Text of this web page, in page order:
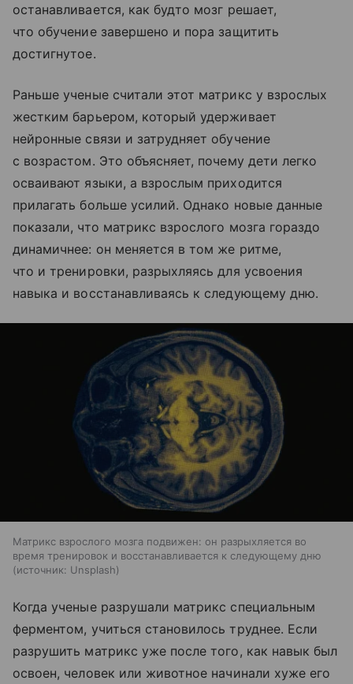
останавливается, как будто мозг решает,
что обучение завершено и пора защитить
достигнутое.
Раньше ученые считали этот матрикс у взрослых
жестким барьером, который удерживает
нейронные связи и затрудняет обучение
с возрастом. Это объясняет, почему дети легко
осваивают языки, а взрослым приходится
прилагать больше усилий. Однако новые данные
показали, что матрикс взрослого мозга гораздо
динамичнее: он меняется в том же ритме,
что и тренировки, разрыхляясь для усвоения
навыка и восстанавливаясь к следующему дню.
Матрикс взрослого мозга подвижен: он разрыхляется во
время тренировок и восстанавливается к следующему дню
источник: Unsplash
Когда ученые разрушали матрикс специальным
ферментом, учиться становилось труднее. Если
разрушить матрикс уже после того, как навык был
освоен, человек или животное начинали хуже его